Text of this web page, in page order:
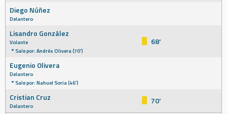
Diego Núñez
Delantero
Lisandro González
Volante
Sale por: Andrés Olivera (70')
68'
Eugenio Olivera
Delantero
Sale por: Nahuel Soria (46')
Cristian Cruz
Delantero 70'